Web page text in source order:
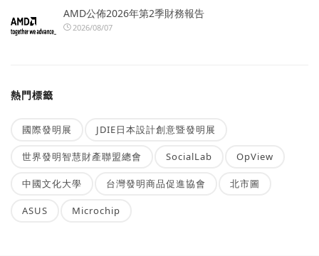
AMD公佈2026年第2季財務報告
2026/08/07
熱門標籤
國際發明展 JDIE日本設計創意暨發明展
世界發明智慧財產聯盟總會 SocialLab OpView
中國文化大學 台灣發明商品促進協會 北市圖
ASUS Microchip